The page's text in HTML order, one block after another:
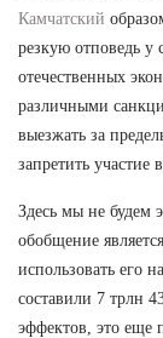
Камчатский
резкую отповедь у
отечественных
различными
выезжать за
запретить участие
Здесь мы не будем
обобщение
использовать его
составили 7 трлн
эффектов, это еще